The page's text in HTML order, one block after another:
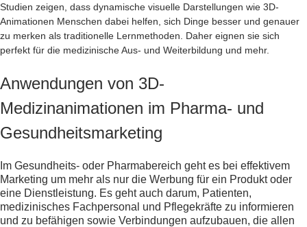
Studien zeigen, dass dynamische visuelle Darstellungen wie 3D-
Animationen Menschen dabei helfen, sich Dinge besser und genauer
zu merken als traditionelle Lernmethoden. Daher eignen sie sich
perfekt für die medizinische Aus- und Weiterbildung und mehr.
Anwendungen von 3D-
Medizinanimationen im Pharma- und
Gesundheitsmarketing
Im Gesundheits- oder Pharmabereich geht es bei effektivem
Marketing um mehr als nur die Werbung für ein Produkt oder
eine Dienstleistung. Es geht auch darum, Patienten,
medizinisches Fachpersonal und Pflegekräfte zu informieren
und zu befähigen sowie Verbindungen aufzubauen, die allen